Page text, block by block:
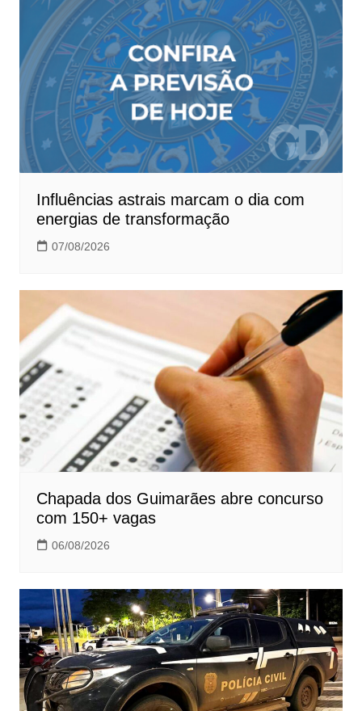
Influências astrais marcam o dia com
energias de transformação
07/08/2026
Chapada dos Guimarães abre concurso
com 150+ vagas
06/08/2026